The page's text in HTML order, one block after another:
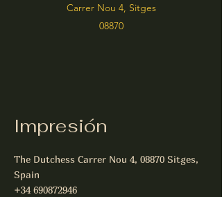
Carrer Nou 4, Sitges
08870
Impresión
The Dutchess Carrer Nou 4, 08870 Sitges,
Spain
+34 690872946